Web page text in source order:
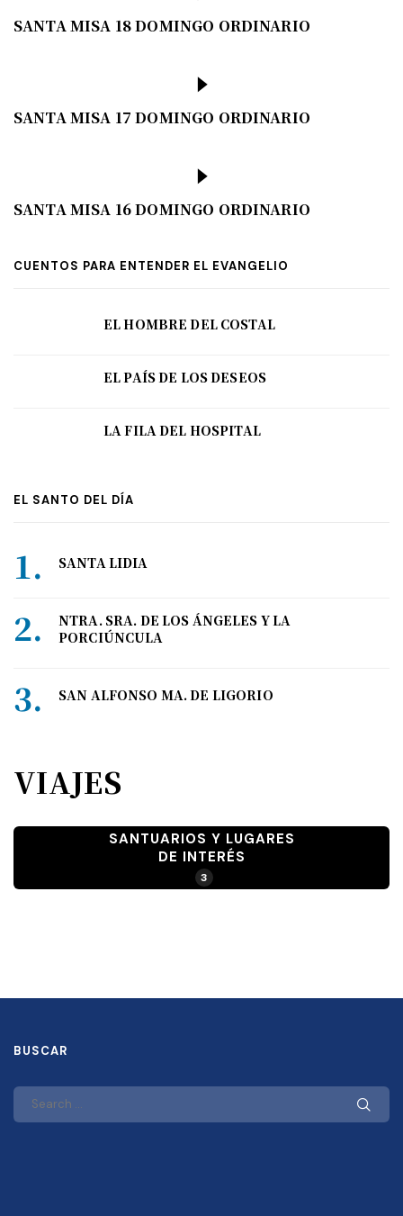
SANTA MISA 18 DOMINGO ORDINARIO
SANTA MISA 17 DOMINGO ORDINARIO
SANTA MISA 16 DOMINGO ORDINARIO
CUENTOS PARA ENTENDER EL EVANGELIO
EL HOMBRE DEL COSTAL
EL PAÍS DE LOS DESEOS
LA FILA DEL HOSPITAL
EL SANTO DEL DÍA
SANTA LIDIA
NTRA. SRA. DE LOS ÁNGELES Y LA
PORCIÚNCULA
SAN ALFONSO MA. DE LIGORIO
VIAJES
SANTUARIOS Y LUGARES
DE INTERÉS
3
BUSCAR